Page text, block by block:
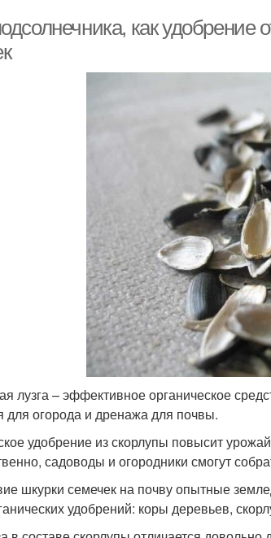
как
лузга – эффективное органическое
для огорода и дренажа для почвы.
удобрение из скорлупы повысит
садоводы и огородники смогут
шкурки семечек на почву опытные
удобрений: коры деревьев,